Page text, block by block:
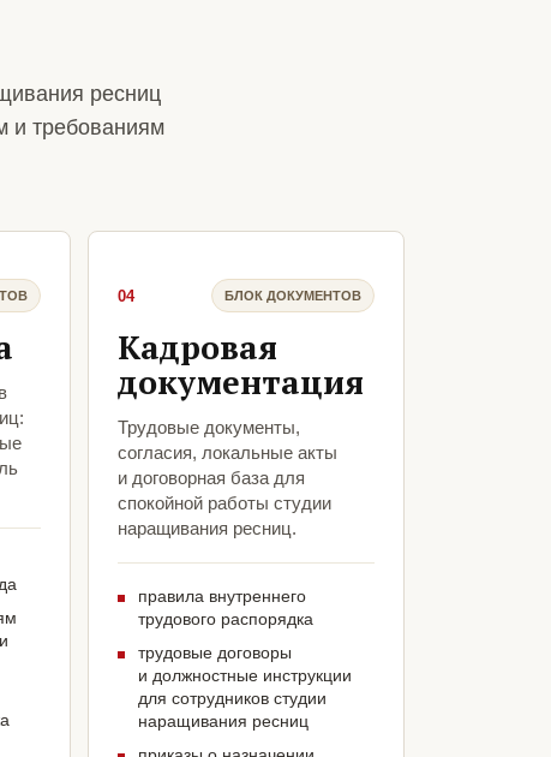
ресниц
и требованиям
04 БЛОК ДОКУМЕНТОВ
Кадровая
документация
Трудовые документы,
согласия, локальные акты
и договорная база для
спокойной работы студии
наращивания ресниц.
правила внутреннего
трудового распорядка
трудовые договоры
и должностные инструкции
для сотрудников студии
наращивания ресниц